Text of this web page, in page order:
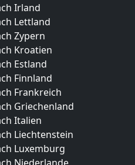
Irland
Lettland
Zypern
Kroatien
Estland
Finnland
Frankreich
Griechenland
Italien
Liechtenstein
Luxemburg
Niederlande